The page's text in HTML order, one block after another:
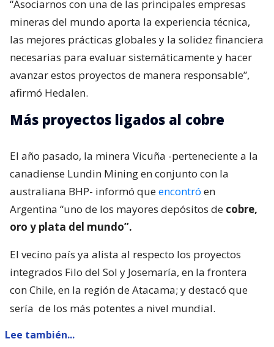
“Asociarnos con una de las principales empresas
mineras del mundo aporta la experiencia técnica,
las mejores prácticas globales y la solidez financiera
necesarias para evaluar sistemáticamente y hacer
avanzar estos proyectos de manera responsable”,
afirmó Hedalen.
Más proyectos ligados al cobre
El año pasado, la minera Vicuña -perteneciente a la
canadiense Lundin Mining en conjunto con la
australiana BHP- informó queencontró en
Argentina “uno de los mayores depósitos de cobre,
oro y plata del mundo”.
El vecino país ya alista al respecto los proyectos
integrados Filo del Sol y Josemaría, en la frontera
con Chile, en la región de Atacama; y destacó que
sería de los más potentes a nivel mundial.
Lee también...